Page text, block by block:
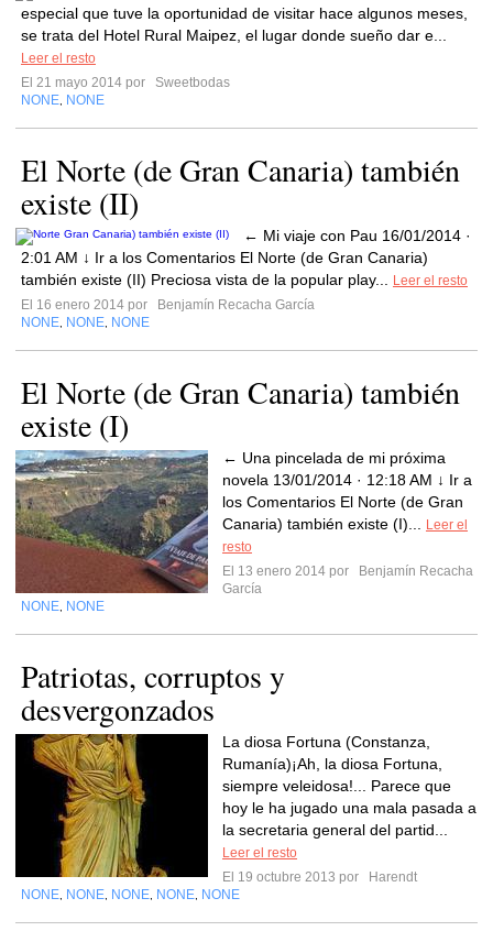
especial que tuve la oportunidad de visitar hace algunos meses,
se trata del Hotel Rural Maipez, el lugar donde sueño dar e...
Leer el resto
El 21 mayo 2014 por
Sweetbodas
NONE NONE
El Norte (de Gran Canaria) también
existe (II)
← Mi viaje con Pau 16/01/2014 ·
2:01 AM ↓ Ir a los Comentarios El Norte (de Gran Canaria)
también existe (II) Preciosa vista de la popular play...
Leer el resto
El 16 enero 2014 por
Benjamín Recacha García
NONE NONE NONE
El Norte (de Gran Canaria) también
existe (I)
← Una pincelada de mi próxima
novela 13/01/2014 · 12:18 AM ↓ Ir a
los Comentarios El Norte (de Gran
Canaria) también existe (I)...
Leer el
resto
El 13 enero 2014 por
Benjamín Recacha
García
NONE NONE
Patriotas, corruptos y
desvergonzados
La diosa Fortuna (Constanza,
Rumanía)¡Ah, la diosa Fortuna,
siempre veleidosa!... Parece que
hoy le ha jugado una mala pasada a
la secretaria general del partid...
Leer el resto
El 19 octubre 2013 por
Harendt
NONE NONE NONE NONE NONE